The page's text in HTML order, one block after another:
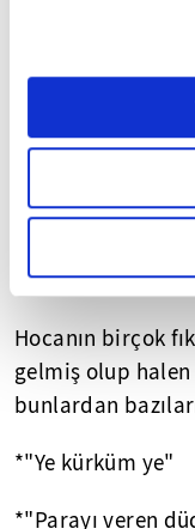
belirleyebilirsiniz.
Ayarlar butonuna
Metnimizi ziyaret
6698 sayılı Kişisel
okumak ve sitemizi
gerçekleştirilen
detaylı bilgi almak
O, halka nüfuz
bir kişidir. Hoş
herkese iyi
şeyin doğrusunu
yana, İslâmî
bilgedir.
sözünü hiç
Hocanın birçok
gelmiş olup
bunlardan
*"Ye kürküm ye"
*"Parayı veren